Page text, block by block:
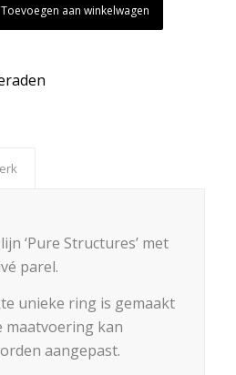
Toevoegen aan winkelwagen
‘Pure Structures’ met
parel.
unieke ring is gemaakt
maatvoering kan
aangepast.